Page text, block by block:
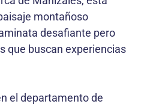
montañoso
desafiante pero
que buscan experiencias
el departamento de